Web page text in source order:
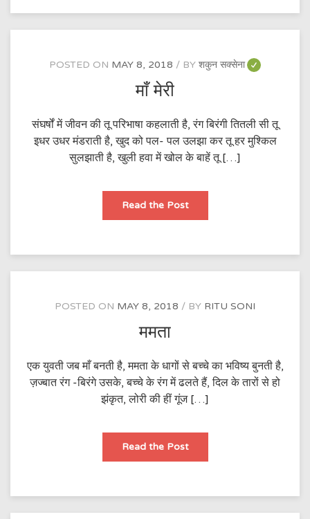
।??
POSTED ON MAY 8, 2018 BYशकुन सक्सेना
माँ मेरी
संघर्षों में जीवन की तू परिभाषा कहलाती है, रंग बिरंगी तितली सी तू
इधर उधर मंडराती है, खुद को पल- पल उलझा कर तू हर मुश्किल
सुलझाती है, खुली हवा में खोल के बाहें तू […]
Read the Postमाँ
POSTED ON MAY 8, 2018 BY RITU SONI
ममता
एक युवती जब माँ बनती है, ममता के धागों से बच्चे का भविष्य बुनती है,
ज़ज्बात रंग -बिरंगे उसके, बच्चे के रंग में ढलते हैं, दिल के तारों से हो
झंकृत, लोरी की हीं गूंज […]
Read the Postममता